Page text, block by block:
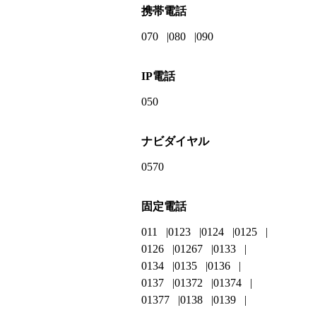
携帯電話
070 080 090
IP電話
050
ナビダイヤル
0570
固定電話
011 0123 0124
0125
0126
01267
0133
0134
0135
0136
0137
01372
01374
01377
0138
0139